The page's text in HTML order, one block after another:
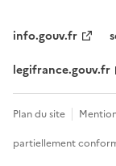
info.gouv.fr
legifrance.gouv.fr
Plan du site
partiellement